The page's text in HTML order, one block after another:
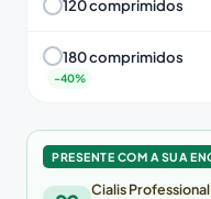
120 comprimidos
180 comprimidos
PRESENTE COM A SUA
Cialis